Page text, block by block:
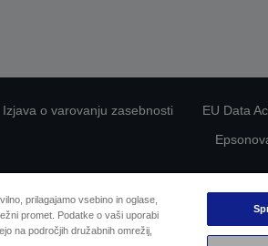
Izjava o varovanju zasebnosti EU Data
Avtorske
prilagajamo vsebino in oglase,
promet. Podatke o vaši uporabi
na področjih družabnih omrežij,